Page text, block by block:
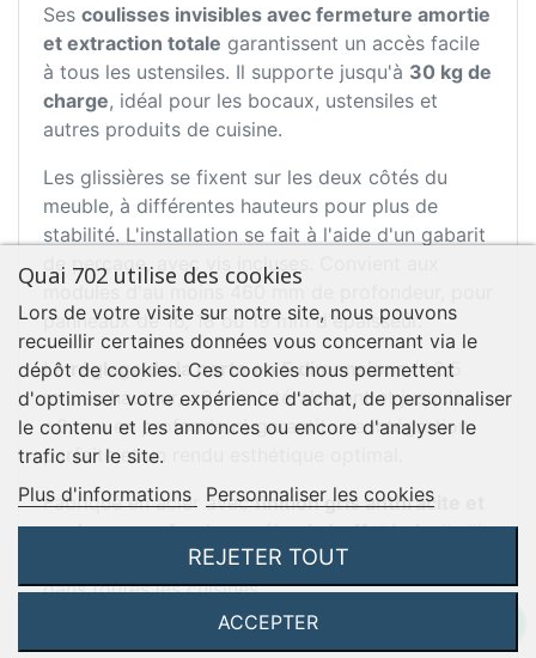
Ses coulisses invisibles avec fermeture amortie
et extraction totale garantissent un accès facile
à tous les ustensiles. Il supporte jusqu'à 30 kg de
charge, idéal pour les bocaux, ustensiles et
autres produits de cuisine.
Les glissières se fixent sur les deux côtés du
meuble, à différentes hauteurs pour plus de
stabilité. L'installation se fait à l'aide d'un gabarit
de perçage, avec vis incluses. Convient aux
modules d'au moins 460 mm de profondeur, pour
panneaux de 16, 18 ou 19 mm d'épaisseur.
Le réglage de la porte en 5 dimensions(±2,5
mm en hauteur, ±2 mm latéralement et jusqu'à
+3 mm en profondeur) garantit une intégration
parfaite et un rendu esthétique optimal.
Fabriqué en acier avecfinition gris anthracite et
paniers avec fond en mélaminé effet bois, il allie
robustesse et raffinement pour un style moderne
dans toutes les cuisines.
Caractéristiques du produit :
Quai 702 utilise des cookies
Lors de votre visite sur notre site, nous pouvons
recueillir certaines données vous concernant via le
dépôt de cookies. Ces cookies nous permettent
d'optimiser votre expérience d'achat, de personnaliser
le contenu et les annonces ou encore d'analyser le
trafic sur le site.
Plus d'informations
Personnaliser les cookies
REJETER TOUT
ACCEPTER